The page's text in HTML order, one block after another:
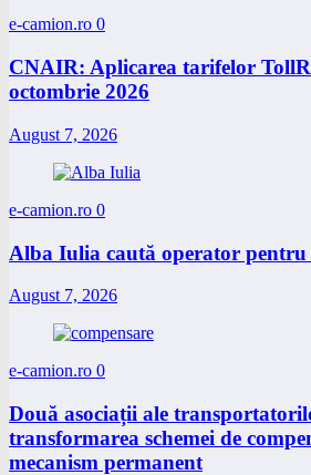
e-camion.ro 0
CNAIR: Aplicarea tarifelor
octombrie 2026
August 7, 2026
e-camion.ro 0
Alba Iulia caută operator
August 7, 2026
e-camion.ro 0
Două asociații ale
transformarea schemei de
mecanism permanent